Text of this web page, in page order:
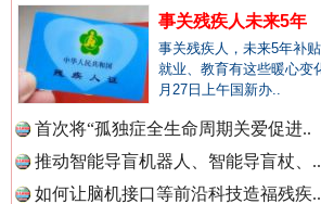
事关残疾人未来5年
事关残疾人，未来5年补贴
就业、教育有这些暖心变
月27日上午国新办..
首次将“孤独症全生命周期关爱促进..
推动智能导盲机器人、智能导盲杖、..
如何让脑机接口等前沿科技造福残疾..